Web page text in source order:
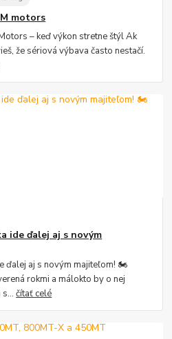
motors
– keď výkon stretne štýl Ak
že sériová výbava často nestačí.
ide ďalej aj s novým
ďalej aj s novým majiteľom! 🏍️
rokmi a málokto by o nej
s...čítať celé